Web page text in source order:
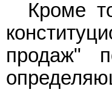
Кроме
продаж"